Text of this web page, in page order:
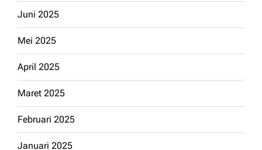
Juni 2025
Mei 2025
April 2025
Maret 2025
Februari 2025
Januari 2025